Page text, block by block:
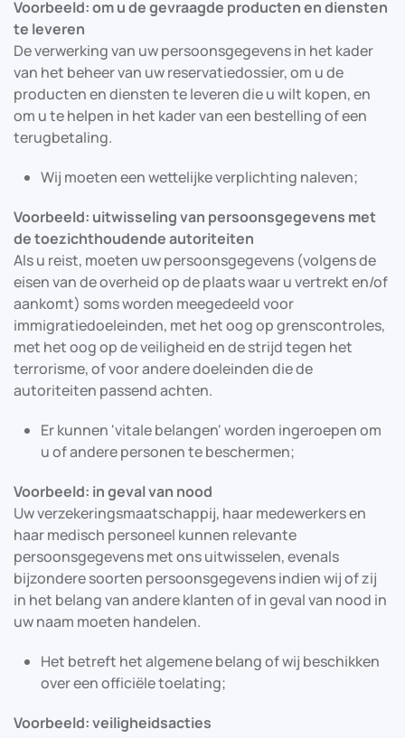
Voorbeeld: om u de gevraagde producten en diensten
te leveren
De verwerking van uw persoonsgegevens in het kader
van het beheer van uw reservatiedossier, om u de
producten en diensten te leveren die u wilt kopen, en
om u te helpen in het kader van een bestelling of een
terugbetaling.
Wij moeten een wettelijke verplichting naleven;
Voorbeeld: uitwisseling van persoonsgegevens met
de toezichthoudende autoriteiten
Als u reist, moeten uw persoonsgegevens (volgens de
eisen van de overheid op de plaats waar u vertrekt en/of
aankomt) soms worden meegedeeld voor
immigratiedoeleinden, met het oog op grenscontroles,
met het oog op de veiligheid en de strijd tegen het
terrorisme, of voor andere doeleinden die de
autoriteiten passend achten.
Er kunnen 'vitale belangen' worden ingeroepen om
u of andere personen te beschermen;
Voorbeeld: in geval van nood
Uw verzekeringsmaatschappij, haar medewerkers en
haar medisch personeel kunnen relevante
persoonsgegevens met ons uitwisselen, evenals
bijzondere soorten persoonsgegevens indien wij of zij
in het belang van andere klanten of in geval van nood in
uw naam moeten handelen.
Het betreft het algemene belang of wij beschikken
over een officiële toelating;
Voorbeeld: veiligheidsacties